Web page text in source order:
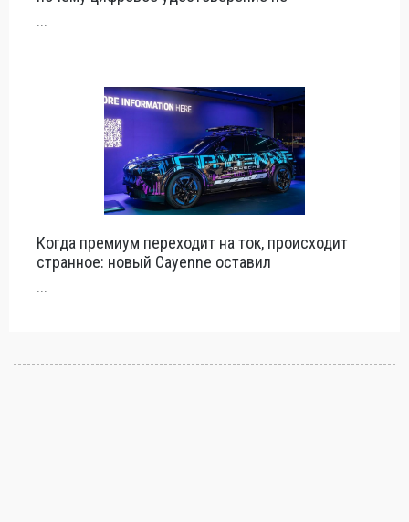
...
Когда премиум переходит на ток, происходит
странное: новый Cayenne оставил
...